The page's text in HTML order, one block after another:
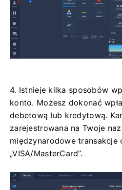
4. Istnieje kilka sposobów
konto. Możesz dokonać
debetową lub kredytową.
zarejestrowana na Twoje
międzynarodowe transakcje
„VISA/MasterCard”.